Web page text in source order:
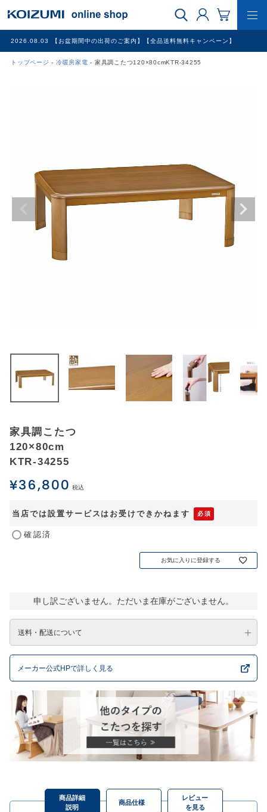
2026.08.03 【お盆期間中の出荷のご案内】【全品送料無料キャンペーン】
トップページ 冷暖房家電 家具調こたつ120×80cmKTR-34255
ログイン
家具調こたつ
120×80cm
KTR-34255
¥36,800 税込
当店では設置サービスはお受けできかねます
確認済
お気に入りに登録する
申し訳ございません。ただいま在庫がございません。
送料・配送について
メーカー公式HPで詳しく見る
商品詳細
説明
商品仕様
レビュー
を見る